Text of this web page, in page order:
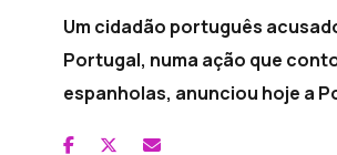
Um cidadão português
Portugal, numa ação que
espanholas, anunciou hoje a